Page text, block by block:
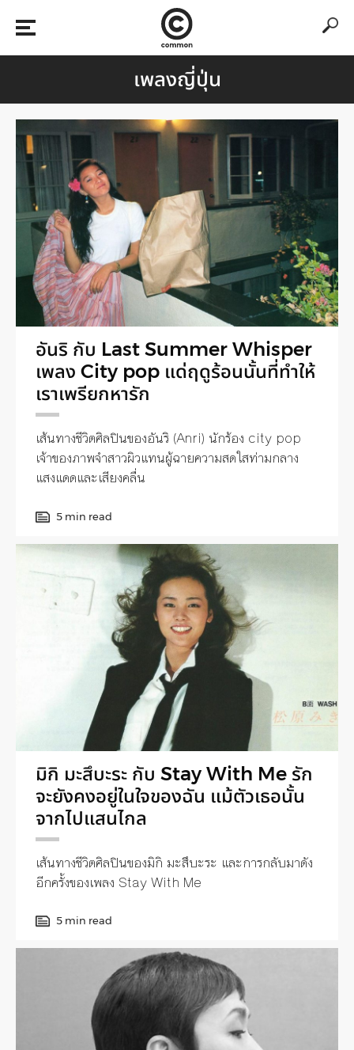
เพลงญี่ปุ่น
อันริ กับ Last Summer Whisper
เพลง City pop แด่ฤดูร้อนนั้นที่ทำให้
เราเพรียกหารัก
เส้นทางชีวิตศิลปินของอันริ (Anri) นักร้อง city pop
เจ้าของภาพจำสาวผิวแทนผู้ฉายความสดใสท่ามกลาง
แสงแดดและเสียงคลื่น
5 min read
มิกิ มะสึบะระ กับ Stay With Me รัก
จะยังคงอยู่ในใจของฉัน แม้ตัวเธอนั้น
จากไปแสนไกล
เส้นทางชีวิตศิลปินของมิกิ มะสึบะระ และการกลับมาดัง
อีกครั้งของเพลง Stay With Me
5 min read